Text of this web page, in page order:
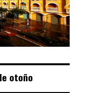
otoño